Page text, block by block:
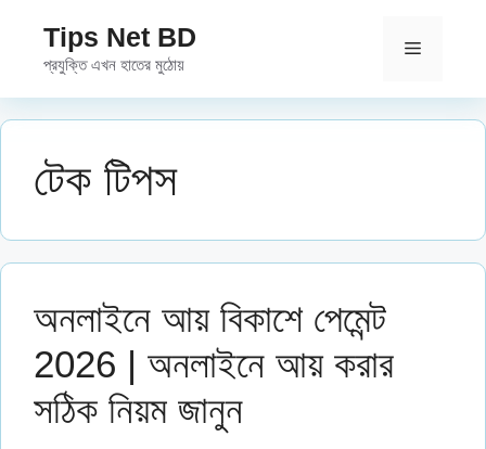
content
Tips Net BD
প্রযুক্তি এখন হাতের মুঠোয়
Menu
টেক টিপস
অনলাইনে আয় বিকাশে পেমেন্ট
2026 | অনলাইনে আয় করার
সঠিক নিয়ম জানুন